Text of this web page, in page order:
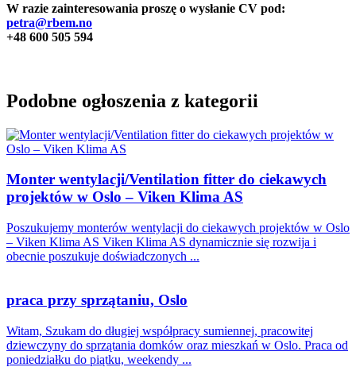
W razie zainteresowania proszę o wysłanie CV pod:
petra@rbem.no
+48 600 505 594
Podobne ogłoszenia z kategorii
Monter wentylacji/Ventilation fitter do ciekawych
projektów w Oslo – Viken Klima AS
Poszukujemy monterów wentylacji do ciekawych projektów w Oslo
– Viken Klima AS Viken Klima AS dynamicznie się rozwija i
obecnie poszukuje doświadczonych ...
praca przy sprzątaniu, Oslo
Witam, Szukam do długiej współpracy sumiennej, pracowitej
dziewczyny do sprzątania domków oraz mieszkań w Oslo. Praca od
poniedziałku do piątku, weekendy ...